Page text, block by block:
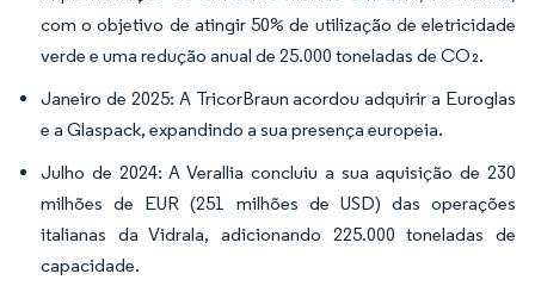
com o objetivo de atingir 50% de utilização de eletricidade
verde e uma redução anual de 25.000 toneladas de CO₂.
Janeiro de 2025: A TricorBraun acordou adquirir a Euroglas
e a Glaspack, expandindo a sua presença europeia.
Julho de 2024: A Verallia concluiu a sua aquisição de 230
milhões de EUR (251 milhões de USD) das operações
italianas da Vidrala, adicionando 225.000 toneladas de
capacidade.